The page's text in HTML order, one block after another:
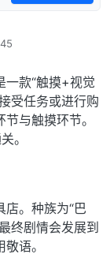
一款“触摸+视觉
受任务或进行购
与触摸环节。
。
。种族为“巴
终剧情会发展到
语。